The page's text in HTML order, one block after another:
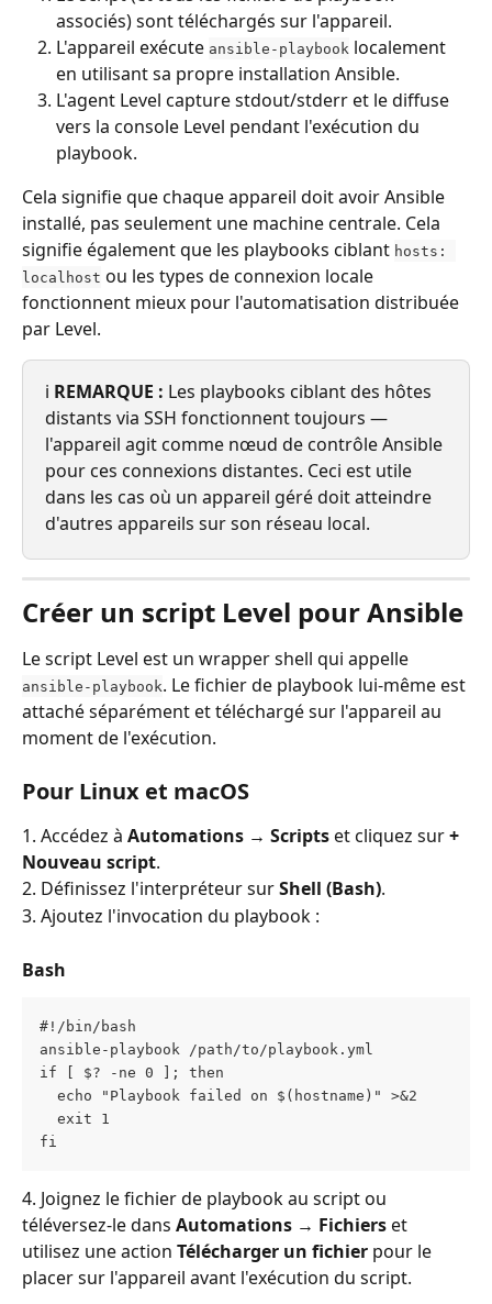
associés) sont téléchargés sur l'appareil.
L'appareil exécute ansible-playbook localement
en utilisant sa propre installation Ansible.
L'agent Level capture stdout/stderr et le diffuse
vers la console Level pendant l'exécution du
playbook.
Cela signifie que chaque appareil doit avoir Ansible
installé, pas seulement une machine centrale. Cela
signifie également que les playbooks ciblant hosts:
localhost ou les types de connexion locale
fonctionnent mieux pour l'automatisation distribuée
par Level.
ℹ️ REMARQUE : Les playbooks ciblant des hôtes
distants via SSH fonctionnent toujours —
l'appareil agit comme nœud de contrôle Ansible
pour ces connexions distantes. Ceci est utile
dans les cas où un appareil géré doit atteindre
d'autres appareils sur son réseau local.
Créer un script Level pour Ansible
Le script Level est un wrapper shell qui appelle
ansible-playbook. Le fichier de playbook lui-même est
attaché séparément et téléchargé sur l'appareil au
moment de l'exécution.
Pour Linux et macOS
1. Accédez à Automations → Scripts et cliquez sur +
Nouveau script.
2. Définissez l'interpréteur sur Shell (Bash).
3. Ajoutez l'invocation du playbook :
Bash
#!/bin/bash
ansible-playbook /path/to/playbook.yml
if [ $? -ne 0 ]; then
  echo "Playbook failed on $(hostname)" >&2
  exit 1
fi
4. Joignez le fichier de playbook au script ou
téléversez-le dans Automations → Fichiers et
utilisez une action Télécharger un fichier pour le
placer sur l'appareil avant l'exécution du script.